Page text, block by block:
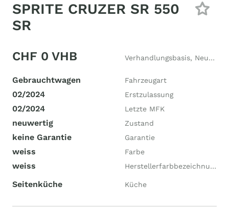
SPRITE CRUZER SR 550
SR
CHF 0 VHB Verhandlungsbasis, Neupreis CHF 41'000
Gebrauchtwagen Fahrzeugart
02/2024 Erstzulassung
02/2024 Letzte MFK
neuwertig Zustand
keine Garantie Garantie
weiss Farbe
weiss Herstellerfarbbezeichnung
Seitenküche Küche